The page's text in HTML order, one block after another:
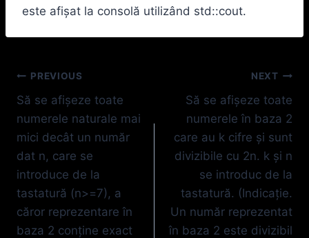
este afișat la consolă utilizând std::cout.
Navigare
în
articole
PREVIOUS
Să se afişeze toate
numerele naturale mai
mici decât un număr
dat n, care se
introduce de la
tastatură (n>=7), a
căror reprezentare în
baza 2 conține exact
NEXT
Să se afişeze toate
numerele în baza 2
care au k cifre şi sunt
divizibile cu 2n. k şi n
se introduc de la
tastatură. (Indicație.
Un număr reprezentat
în baza 2 este divizibil